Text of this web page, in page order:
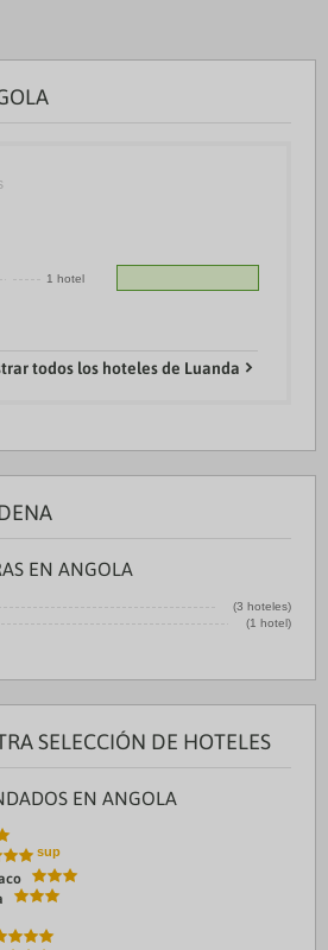
1 hotel
todos los hoteles de Luanda
EN ANGOLA
(3 hoteles)
(1 hotel)
SELECCIÓN DE HOTELES
EN ANGOLA